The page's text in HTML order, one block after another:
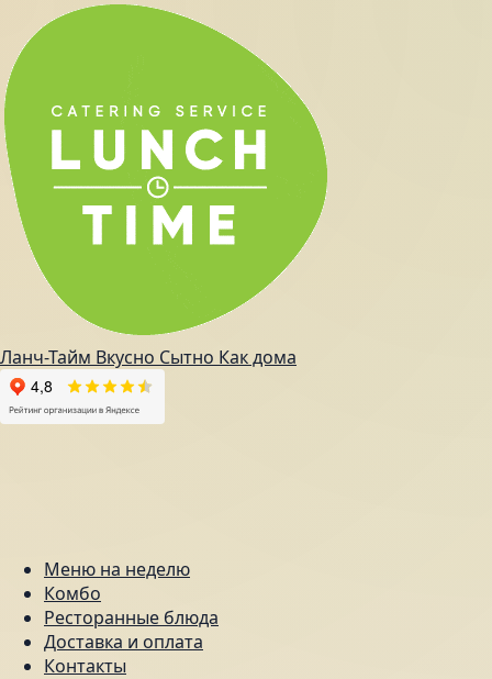
Ланч-Тайм Вкусно Сытно Как дома
Меню на неделю
Комбо
Ресторанные блюда
Доставка и оплата
Контакты